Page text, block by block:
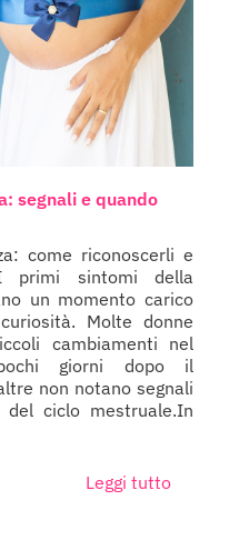
segnali e quando
come riconoscerli e
primi sintomi della
un momento carico
Molte donne
cambiamenti nel
giorni dopo il
non notano segnali
ciclo mestruale.In
Leggi tutto